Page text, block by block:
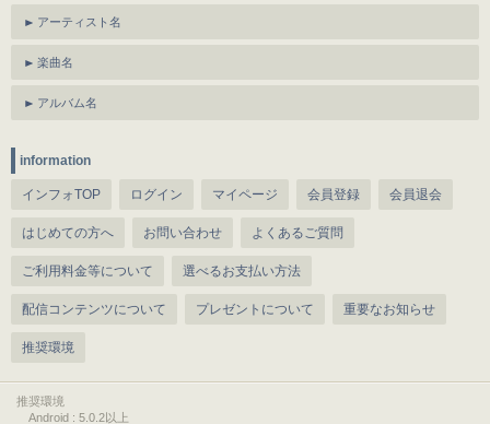
アーティスト名
楽曲名
アルバム名
information
インフォTOP ログイン マイページ 会員登録 会員退会
はじめての方へ お問い合わせ よくあるご質問
ご利用料金等について 選べるお支払い方法
配信コンテンツについて プレゼントについて 重要なお知らせ
推奨環境
推奨環境
Android : 5.0.2以上